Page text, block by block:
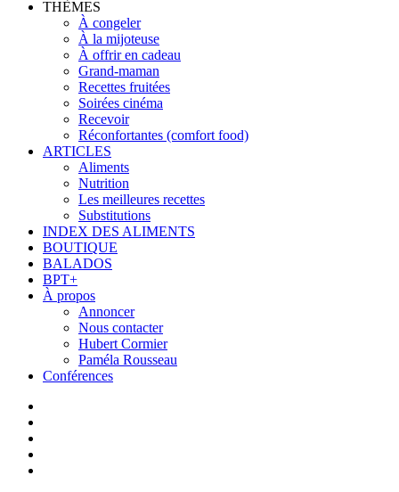
THÈMES
À congeler
À la mijoteuse
À offrir en cadeau
Grand-maman
Recettes fruitées
Soirées cinéma
Recevoir
Réconfortantes (comfort food)
ARTICLES
Aliments
Nutrition
Les meilleures recettes
Substitutions
INDEX DES ALIMENTS
BOUTIQUE
BALADOS
BPT+
À propos
Annoncer
Nous contacter
Hubert Cormier
Paméla Rousseau
Conférences